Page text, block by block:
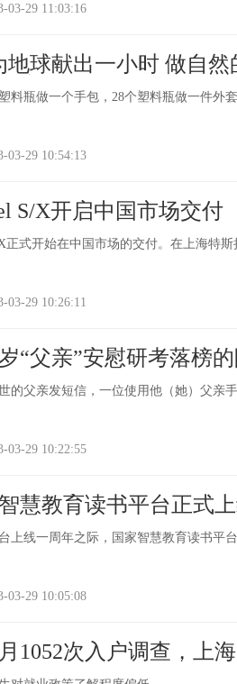
29 11:03:16
地球献出一小时 做自然
塑料瓶能做成衣服手包
料瓶做一个手包，28个塑料瓶做一件
29 10:54:13
S/X开启中国市场交付
正式开始在中国市场的交付。在上海特
29 10:26:11
“父亲”安慰研考落榜
：忍不住泪目了，我也
的父亲发短信，一位使用他（她）父亲
29 10:22:55
慧教育读书平台正式
上线一周年之际，国家智慧教育读书平台
29 10:05:08
1052次入户调查，上
生”